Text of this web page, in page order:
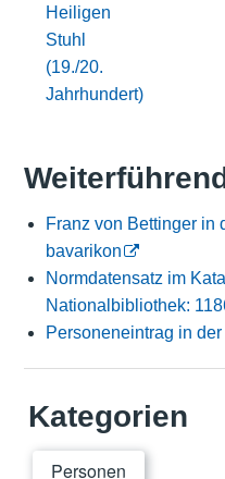
Heiligen
Stuhl
(19./20.
Jahrhundert)
Franz von Bettinger in
bavarikon
Normdatensatz im
Nationalbibliothek:
Personeneintrag in
Kategorien
Personen